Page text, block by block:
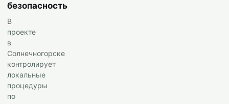
безопасность
В
проекте
в
Солнечногорске
контролирует
локальные
процедуры
по